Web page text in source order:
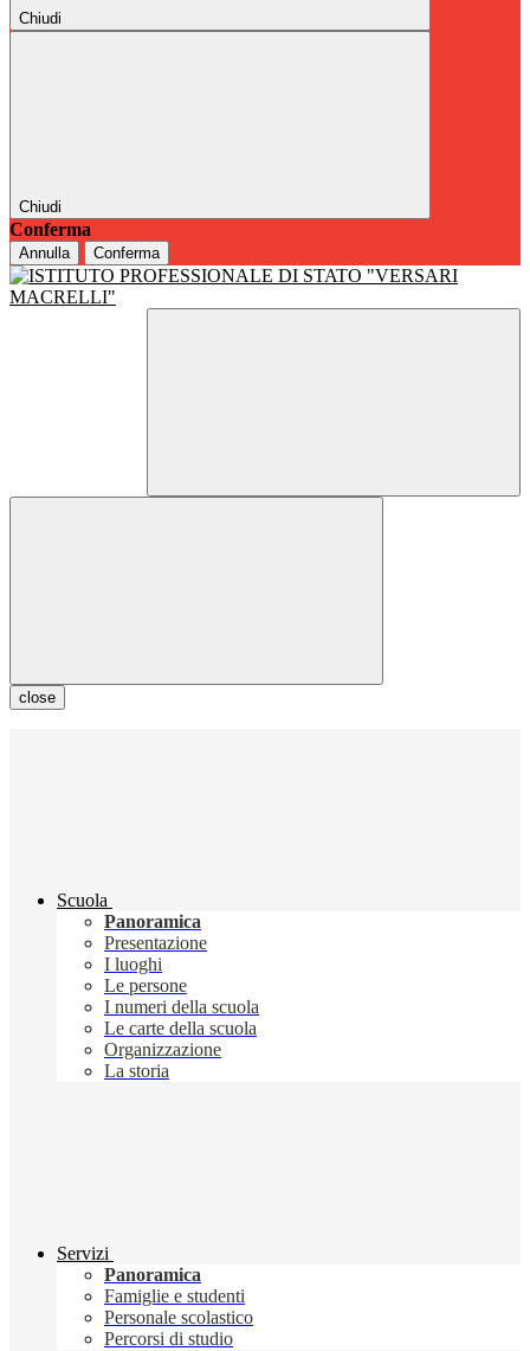
Chiudi
Chiudi
Conferma
Annulla Conferma
close
Scuola
Panoramica
Presentazione
I luoghi
Le persone
I numeri della scuola
Le carte della scuola
Organizzazione
La storia
Servizi
Panoramica
Famiglie e studenti
Personale scolastico
Percorsi di studio